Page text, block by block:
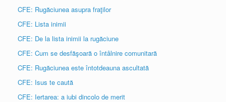
CFE: Rugăciunea asupra fraţilor
CFE: Lista inimii
CFE: De la lista inimii la rugăciune
CFE: Cum se desfăşoară o întâlnire comunitară
CFE: Rugăciunea este întotdeauna ascultată
CFE: Isus te caută
CFE: Iertarea: a iubi dincolo de merit